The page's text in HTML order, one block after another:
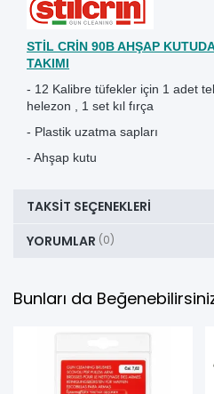
STİL CRİN 90B AHŞAP
TAKIMI
- 12 Kalibre tüfekler için 1 adet
helezon , 1 set kıl fırça
- Plastik uzatma sapları
- Ahşap kutu
TAKSIT SEÇENEKLERI
YORUMLAR (0)
Bunları da